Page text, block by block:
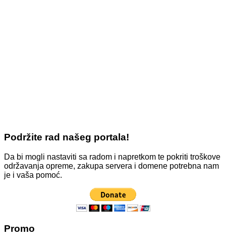
Podržite rad našeg portala!
Da bi mogli nastaviti sa radom i napretkom te pokriti troškove
održavanja opreme, zakupa servera i domene potrebna nam
je i vaša pomoć.
Promo